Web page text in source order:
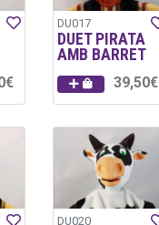
DU017
DUET PIRATA
AMB BARRET
39,50€
DU020